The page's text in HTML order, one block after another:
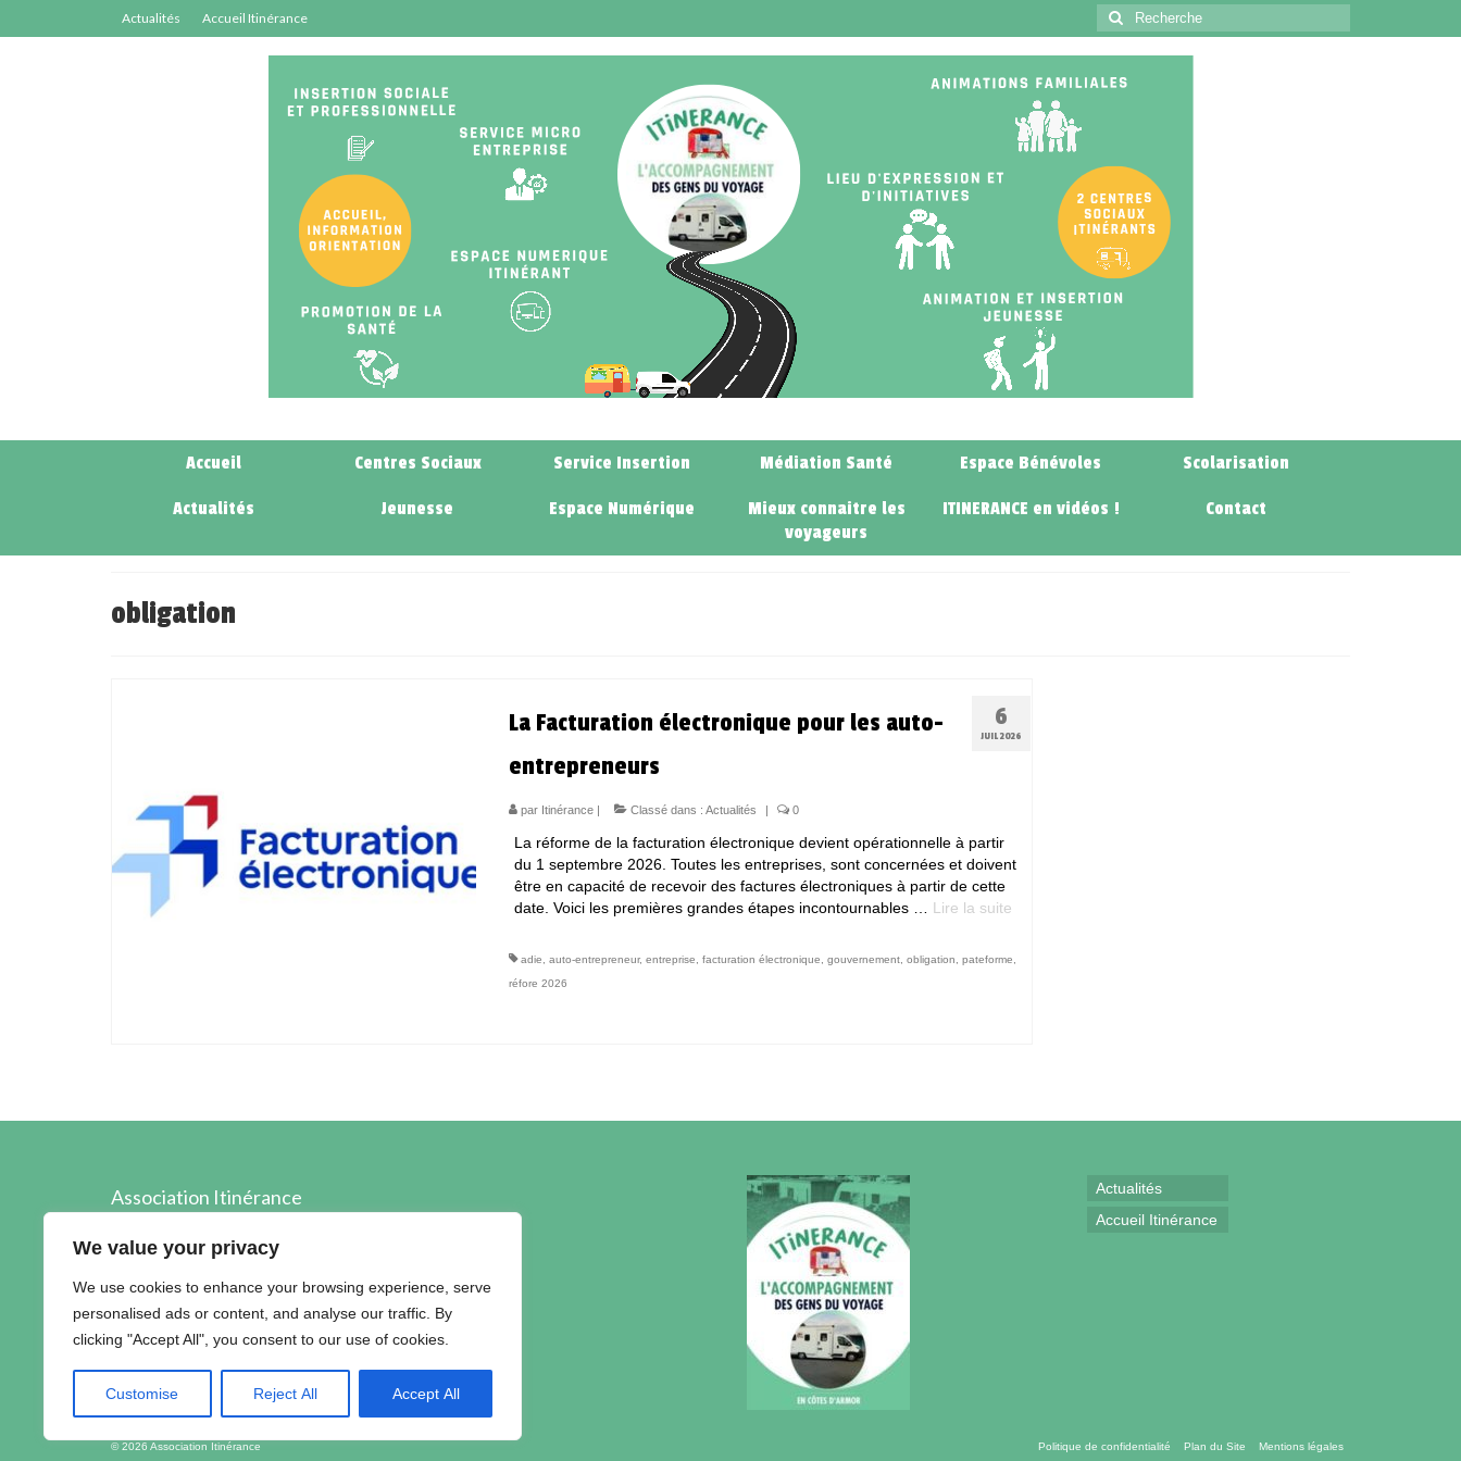
We value your privacy
We use cookies to enhance your browsing experience, serve
personalised ads or content, and analyse our traffic. By
clicking "Accept All", you consent to our use of cookies.
Customise Reject All Accept All
Actualités Accueil Itinérance
Accueil Centres Sociaux Service Insertion Médiation Santé Espace Bénévoles Scolarisation
Actualités Jeunesse Espace Numérique
Mieux connaitre les
voyageurs
ITINERANCE en vidéos ! Contact
obligation
6
JUIL 2026
La Facturation électronique pour les auto-
entrepreneurs
par Itinérance| Classé dans : Actualités | 0
La réforme de la facturation électronique devient opérationnelle à partir
du 1 septembre 2026. Toutes les entreprises, sont concernées et doivent
être en capacité de recevoir des factures électroniques à partir de cette
date. Voici les premières grandes étapes incontournables … Lire la suite­­
adie auto-entrepreneur, entreprise facturation électronique gouvernement, obligation pateforme
réfore 2026
Association Itinérance
89, boulevard Edouard Prigent
02.96.60.40.89
Actualités
Accueil Itinérance
Politique de confidentialité Plan du Site Mentions légales
© 2026 Association Itinérance